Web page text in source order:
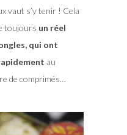
vaut s’y tenir ! Cela
toujours un réel
qui ont
au
de comprimés…